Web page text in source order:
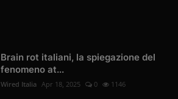
Brain rot italiani, la spiegazione del
fenomeno at...
Wired Italia Apr 18, 2025 0 1146